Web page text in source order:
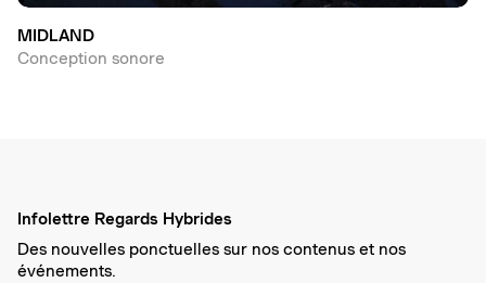
MIDLAND
Conception sonore
Infolettre Regards Hybrides
Des nouvelles ponctuelles sur nos contenus et nos
événements.